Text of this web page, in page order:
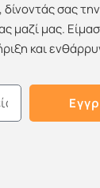
σας
μαζί μας.
και